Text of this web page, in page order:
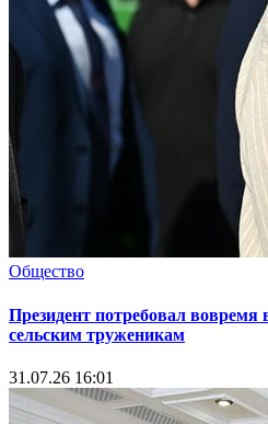
Общество
Президент потребовал вовремя
сельским труженикам
31.07.26 16:01